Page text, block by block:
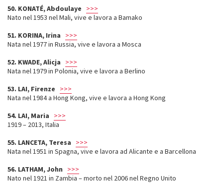
50. KONATÉ, Abdoulaye >>>
Nato nel 1953 nel Mali, vive e lavora a Bamako
51. KORINA, Irina >>>
Nata nel 1977 in Russia, vive e lavora a Mosca
52. KWADE, Alicja
>>>
Nata nel 1979 in Polonia, vive e lavora a Berlino
53. LAI, Firenze >>>
Nata nel 1984 a Hong Kong, vive e lavora a Hong Kong
54. LAI, Maria >>>
1919 – 2013, Italia
55. LANCETA, Teresa >>>
Nata nel 1951 in Spagna, vive e lavora ad Alicante e a Barcellona
56. LATHAM, John >>>
Nato nel 1921 in Zambia – morto nel 2006 nel Regno Unito